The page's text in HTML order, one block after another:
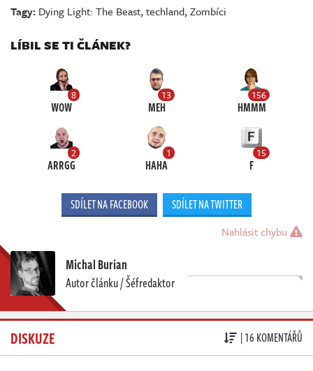
Tagy: Dying Light: The Beast,techland,Zombíci
LÍBIL SE TI ČLÁNEK?
8
WOW
13
MEH
156
HMMM
2
ARRGG
1
HAHA
15
F
SDÍLET NA FACEBOOK SDÍLET NA TWITTER
Nahlásit chybu
Michal Burian
Autor článku / Šéfredaktor
DISKUZE | 16 KOMENTÁŘŮ